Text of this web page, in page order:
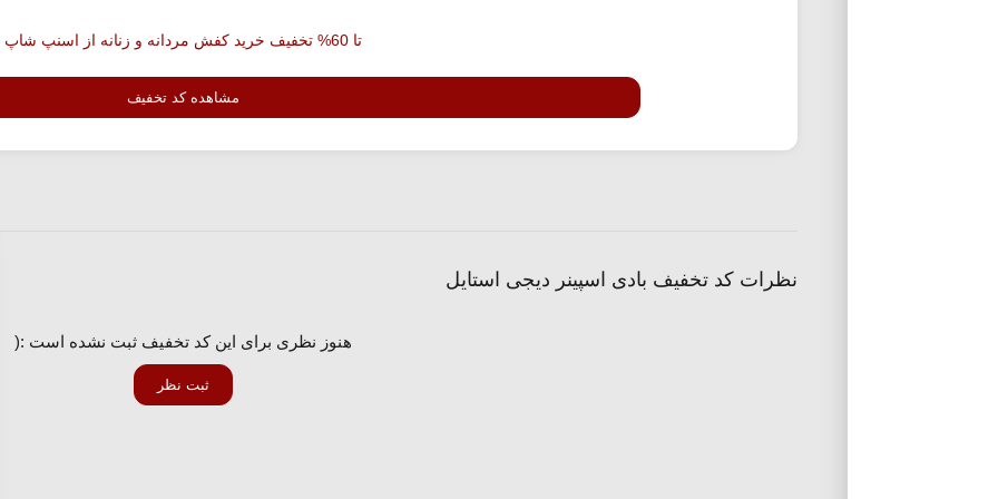
تا 60% تخفیف خرید کفش مردانه و زنانه از اسنپ شاپ
مشاهده کد تخفیف
نظرات کد تخفیف بادی اسپینر دیجی استایل
هنوز نظری برای این کد تخفیف ثبت نشده است :(
ثبت نظر